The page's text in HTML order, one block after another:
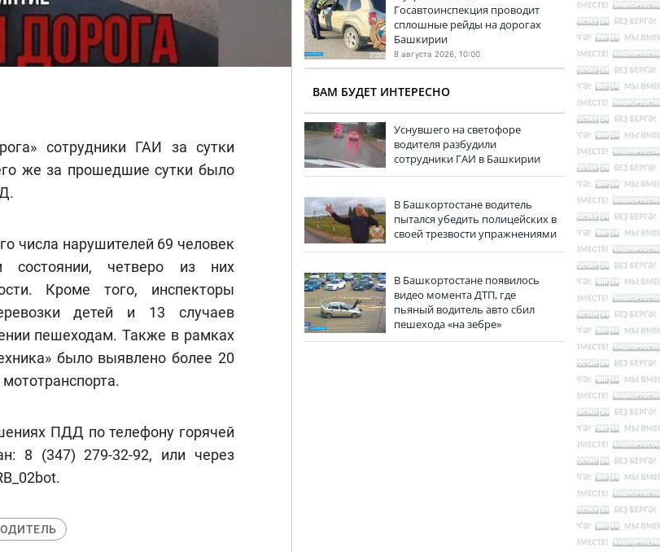
сотрудники ГАИ за сутки
же за прошедшие сутки было
числа нарушителей 69 человек
состоянии, четверо из них
Кроме того, инспекторы
детей и 13 случаев
пешеходам. Также в рамках
было выявлено более 20
ПДД по телефону горячей
8 (347) 279-32-92, или через
Госавтоинспекция проводит
сплошные рейды на дорогах
Башкирии
8 августа 2026, 10:00
ВАМ БУДЕТ ИНТЕРЕСНО
Уснувшего на светофоре
водителя разбудили
сотрудники ГАИ в Башкирии
В Башкортостане водитель
пытался убедить полицейских в
своей трезвости упражнениями
В Башкортостане появилось
видео момента ДТП, где
пьяный водитель авто сбил
пешехода «на зебре»